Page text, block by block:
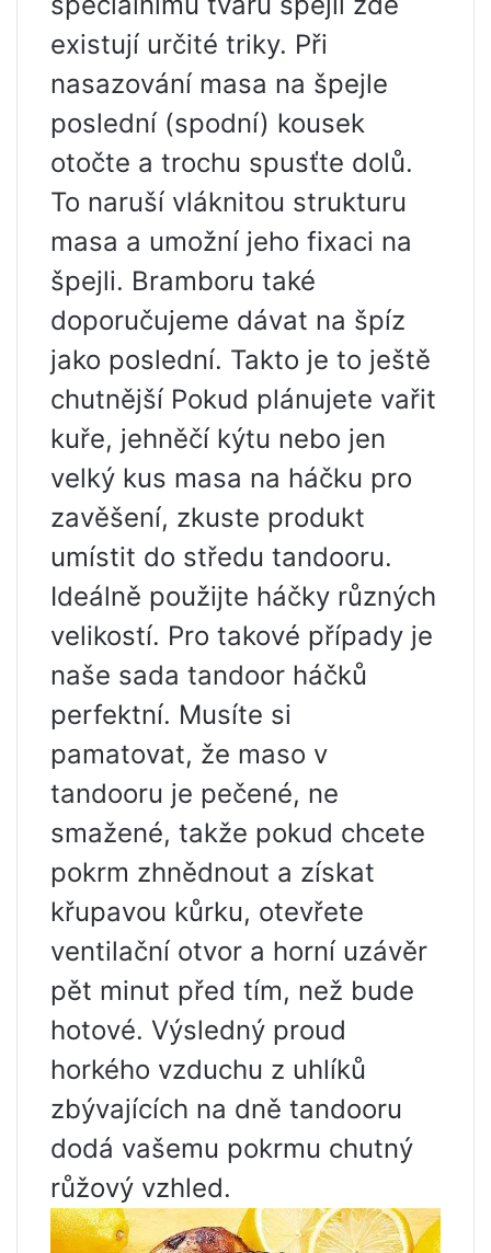
existují určité triky. Při
nasazování masa na špejle
poslední (spodní) kousek
otočte a trochu spusťte dolů.
To naruší vláknitou strukturu
masa a umožní jeho fixaci na
špejli. Bramboru také
doporučujeme dávat na špíz
jako poslední. Takto je to ještě
chutnější Pokud plánujete vařit
kuře, jehněčí kýtu nebo jen
velký kus masa na háčku pro
zavěšení, zkuste produkt
umístit do středu tandooru.
Ideálně použijte háčky různých
velikostí. Pro takové případy je
naše sada tandoor háčků
perfektní. Musíte si
pamatovat, že maso v
tandooru je pečené, ne
smažené, takže pokud chcete
pokrm zhnědnout a získat
křupavou kůrku, otevřete
ventilační otvor a horní uzávěr
pět minut před tím, než bude
hotové. Výsledný proud
horkého vzduchu z uhlíků
zbývajících na dně tandooru
dodá vašemu pokrmu chutný
růžový vzhled.